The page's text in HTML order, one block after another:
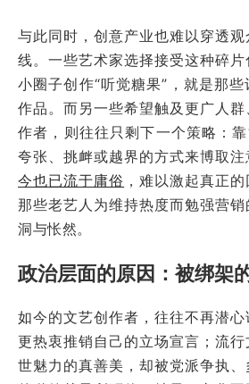
与此同时，创意产业也难以穿透
线。一些艺术家选择接受这种碎
小圈子创作“听觉糖果”，就是那
作品。而另一些希望触及更广人
作者，则往往只剩下一个策略：
夸张、挑衅或越界的方式来博取
今也已流于庸俗 ，难以激起真正
那些老艺人为维持热度而勉强营
洞与怅然。
政治层面的原因：被绑架
如今的文艺创作者，往往不再潜
更热衷推销自己的立场宣言；流
世魅力的真善美，却被党派争执